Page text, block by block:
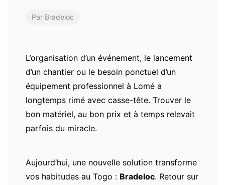
Par Bradeloc
L’organisation d’un événement, le lancement
d’un chantier ou le besoin ponctuel d’un
équipement professionnel à Lomé a
longtemps rimé avec casse-tête. Trouver le
bon matériel, au bon prix et à temps relevait
parfois du miracle.
Aujourd’hui, une nouvelle solution transforme
vos habitudes au Togo : Bradeloc. Retour sur